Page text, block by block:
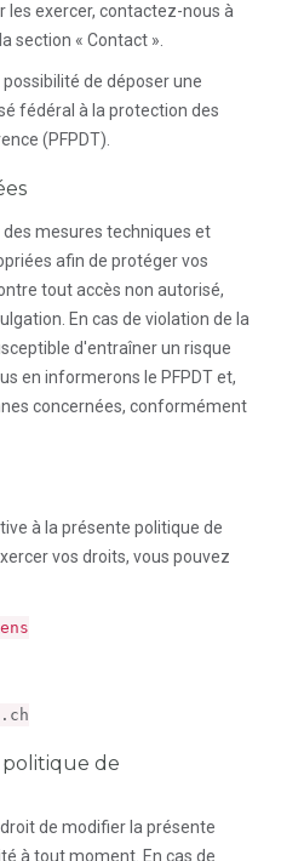
les exercer, contactez-nous à
section « Contact ».
de déposer une
fédéral à la protection des
(PFPDT).
mesures techniques et
afin de protéger vos
tout accès non autorisé,
En cas de violation de la
d'entraîner un risque
en informerons le PFPDT et,
concernées, conformément
à la présente politique de
vos droits, vous pouvez
politique de
de modifier la présente
à tout moment. En cas de